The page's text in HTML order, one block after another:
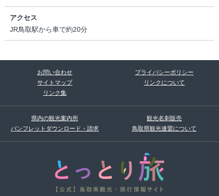
アクセス
JR鳥取駅から車で約20分
お問い合わせ
プライバシーポリシー
サイトマップ
リンクについて
リンク集
県内の観光案内所
観光名刺販売
パンフレットダウンロード・請求
鳥取県観光連盟について